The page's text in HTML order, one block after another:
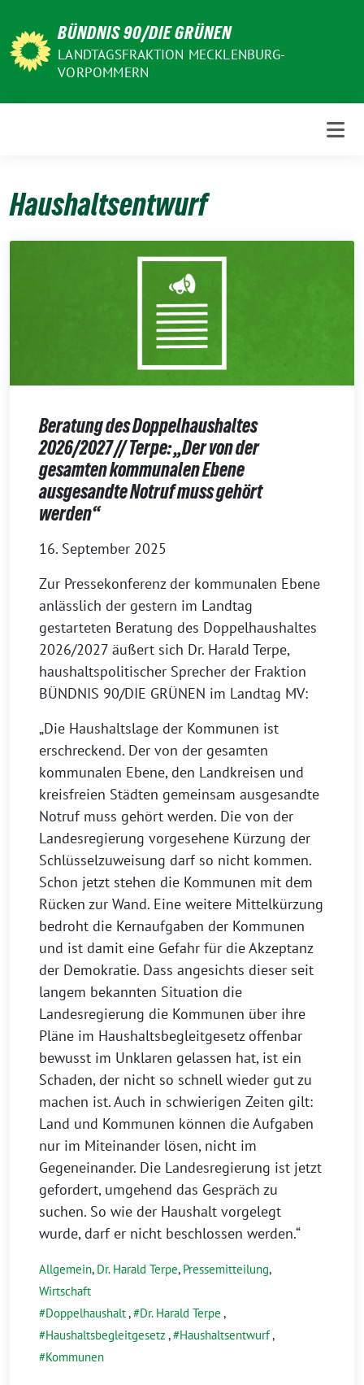
zum
Inhalt
BÜNDNIS 90/DIE GRÜNEN
LANDTAGSFRAKTION MECKLENBURG-
VORPOMMERN
Haushaltsentwurf
Beratung des Doppelhaushaltes
2026/2027 // Terpe: „Der von der
gesamten kommunalen Ebene
ausgesandte Notruf muss gehört
werden“
16. September 2025
Zur Pressekonferenz der kommunalen Ebene
anlässlich der gestern im Landtag
gestarteten Beratung des Doppelhaushaltes
2026/2027 äußert sich Dr. Harald Terpe,
haushaltspolitischer Sprecher der Fraktion
BÜNDNIS 90/DIE GRÜNEN im Landtag MV:
„Die Haushaltslage der Kommunen ist
erschreckend. Der von der gesamten
kommunalen Ebene, den Landkreisen und
kreisfreien Städten gemeinsam ausgesandte
Notruf muss gehört werden. Die von der
Landesregierung vorgesehene Kürzung der
Schlüsselzuweisung darf so nicht kommen.
Schon jetzt stehen die Kommunen mit dem
Rücken zur Wand. Eine weitere Mittelkürzung
bedroht die Kernaufgaben der Kommunen
und ist damit eine Gefahr für die Akzeptanz
der Demokratie. Dass angesichts dieser seit
langem bekannten Situation die
Landesregierung die Kommunen über ihre
Pläne im Haushaltsbegleitgesetz offenbar
bewusst im Unklaren gelassen hat, ist ein
Schaden, der nicht so schnell wieder gut zu
machen ist. Auch in schwierigen Zeiten gilt:
Land und Kommunen können die Aufgaben
nur im Miteinander lösen, nicht im
Gegeneinander. Die Landesregierung ist jetzt
gefordert, umgehend das Gespräch zu
suchen. So wie der Haushalt vorgelegt
wurde, darf er nicht beschlossen werden.“
Allgemein, Dr. Harald Terpe, Pressemitteilung,
Wirtschaft
Doppelhaushalt, Dr. Harald Terpe ,
Haushaltsbegleitgesetz , Haushaltsentwurf,
Kommunen